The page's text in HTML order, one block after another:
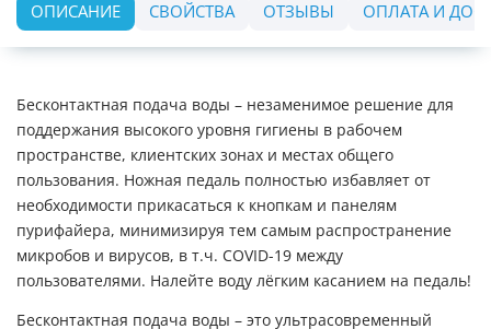
ОПИСАНИЕ СВОЙСТВА ОТЗЫВЫ ОПЛАТА И
Бесконтактная подача воды – незаменимое решение для
поддержания высокого уровня гигиены в рабочем
пространстве, клиентских зонах и местах общего
пользования. Ножная педаль полностью избавляет от
необходимости прикасаться к кнопкам и панелям
пурифайера, минимизируя тем самым распространение
микробов и вирусов, в т.ч. COVID-19 между
пользователями. Налейте воду лёгким касанием на педаль!
Бесконтактная подача воды – это ультрасовременный